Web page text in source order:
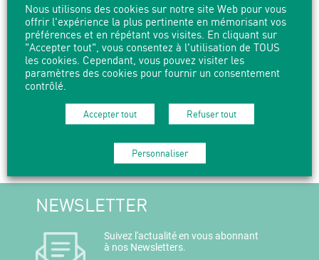
Venez nous soutenir, discuter, partager un moment.
L’accès est libre, et ouvert à tout le monde.
NEWSLETTER
Suivez l'actualité en vous abonnant
à nos Newsletters.
Nous utilisons des cookies sur notre site Web pour vous
offrir l'expérience la plus pertinente en mémorisant vos
préférences et en répétant vos visites. En cliquant sur
"Accepter tout", vous consentez à l'utilisation de TOUS
les cookies. Cependant, vous pouvez visiter les
paramètres des cookies pour fournir un consentement
contrôlé.
Accepter tout Refuser tout
Personnaliser